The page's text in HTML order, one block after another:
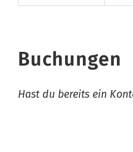
Buchungen
Hast du bereits ein